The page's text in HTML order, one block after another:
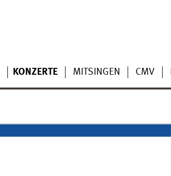
KONZERTE MITSINGEN CMV